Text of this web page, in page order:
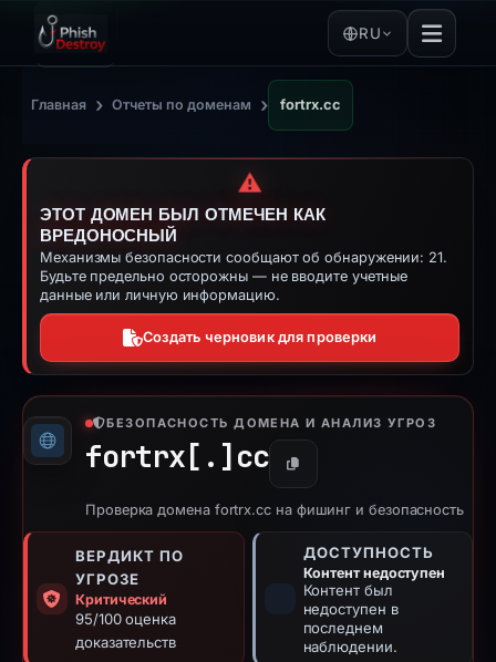
RU
Главная › Отчеты по доменам › fortrx.cc
⚠️
ЭТОТ ДОМЕН БЫЛ ОТМЕЧЕН КАК
ВРЕДОНОСНЫЙ
Механизмы безопасности сообщают об обнаружении: 21.
Будьте предельно осторожны — не вводите учетные
данные или личную информацию.
Создать черновик для проверки
БЕЗОПАСНОСТЬ ДОМЕНА И АНАЛИЗ УГРОЗ
fortrx[.] cc Копировать
Проверка домена fortrx.cc на фишинг и безопасность
ВЕРДИКТ ПО
УГРОЗЕ
Критический
95/100 оценка
доказательств
ДОСТУПНОСТЬ
Контент недоступен
Контент был
недоступен в
последнем
наблюдении.